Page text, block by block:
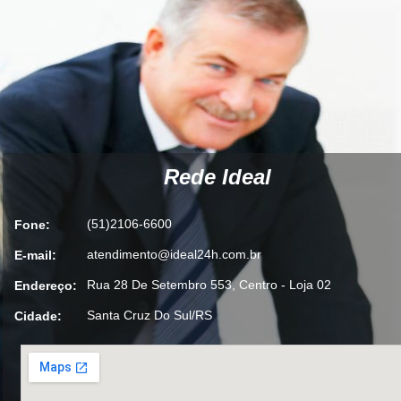
Rede Ideal
Fone: (51)2106-6600
E-mail: atendimento@ideal24h.com.br
Endereço: Rua 28 De Setembro 553, Centro - Loja 02
Cidade: Santa Cruz Do Sul/RS